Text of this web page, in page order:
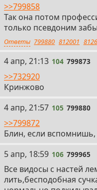
>>799858
Так она потом
только псевдоним
Ответы 799880 812001
104
4 апр, 21:13 104 799873
>>732920
Кринжово
105
4 апр, 21:57 105 799880
>>799872
Блин, если
106
5 апр, 18:59 106 799965
Все видосы с настей
лить,бесподобная